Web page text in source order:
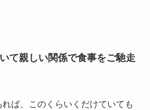
て親しい関係で食事をご馳走
ば、このくらいくだけていても